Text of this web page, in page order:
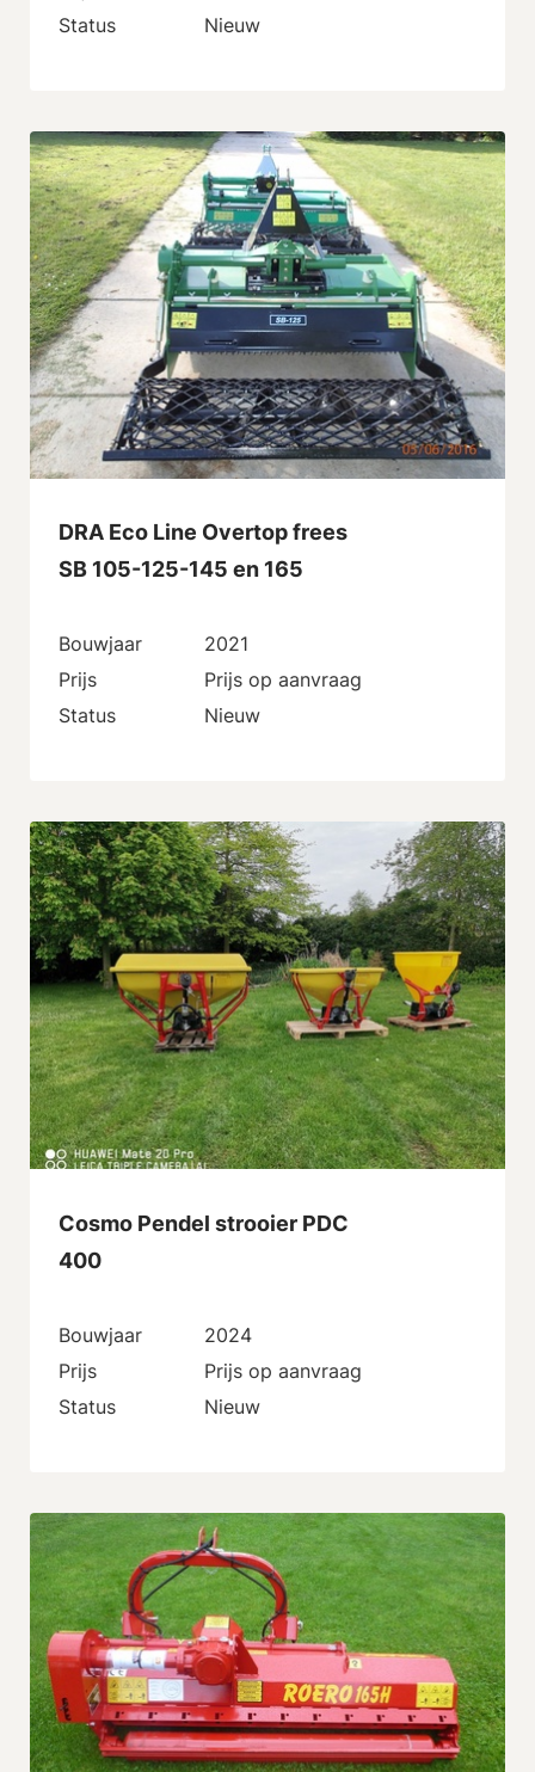
Status
Nieuw
DRA Eco Line Overtop frees
SB 105-125-145 en 165
Bouwjaar
2021
Prijs
Prijs op aanvraag
Status
Nieuw
Cosmo Pendel strooier PDC
400
Bouwjaar
2024
Prijs
Prijs op aanvraag
Status
Nieuw